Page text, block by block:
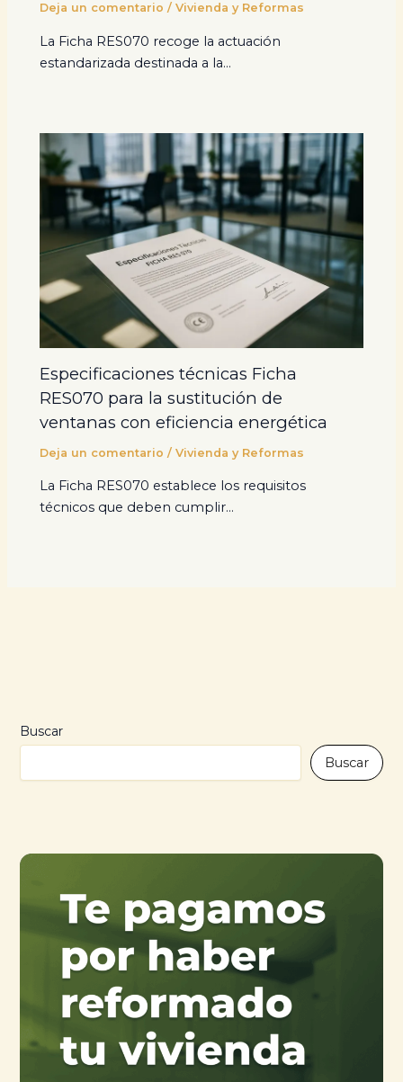
Deja un comentario /Vivienda y Reformas
La Ficha RES070 recoge la actuación
estandarizada destinada a la…
Especificaciones técnicas Ficha
RES070 para la sustitución de
ventanas con eficiencia energética
Deja un comentario /Vivienda y Reformas
La Ficha RES070 establece los requisitos
técnicos que deben cumplir…
Buscar
Buscar